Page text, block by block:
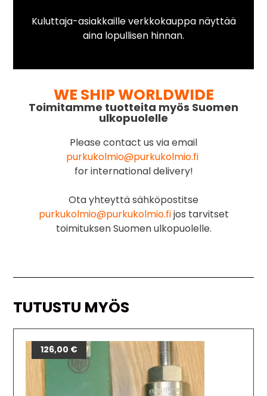
Kuluttaja-asiakkaille verkkokauppa näyttää
aina lopullisen hinnan.
WE SHIP WORLDWIDE
Toimitamme tuotteita myös Suomen
ulkopuolelle
Please contact us via email
purkukolmio@purkukolmio.fi
for international delivery!
Ota yhteyttä sähköpostitse
purkukolmio@purkukolmio.fijos tarvitset
toimituksen Suomen ulkopuolelle.
TUTUSTU MYÖS
126,00 €